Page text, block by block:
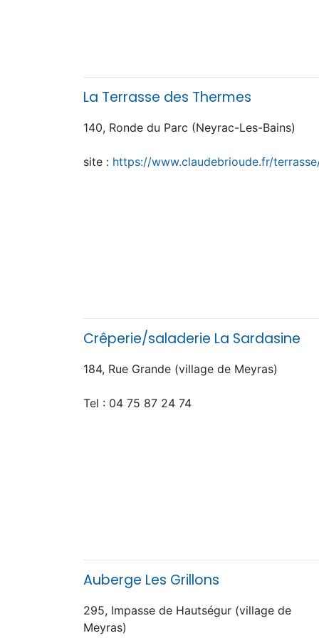
La Terrasse des Thermes
140, Ronde du Parc (Neyrac-Les-Bains)
site : https://www.claudebrioude.fr/
Crêperie/saladerie La Sardasine
184, Rue Grande (village de Meyras)
Tel : 04 75 87 24 74
Auberge Les Grillons
295, Impasse de Hautségur (village de
Meyras)